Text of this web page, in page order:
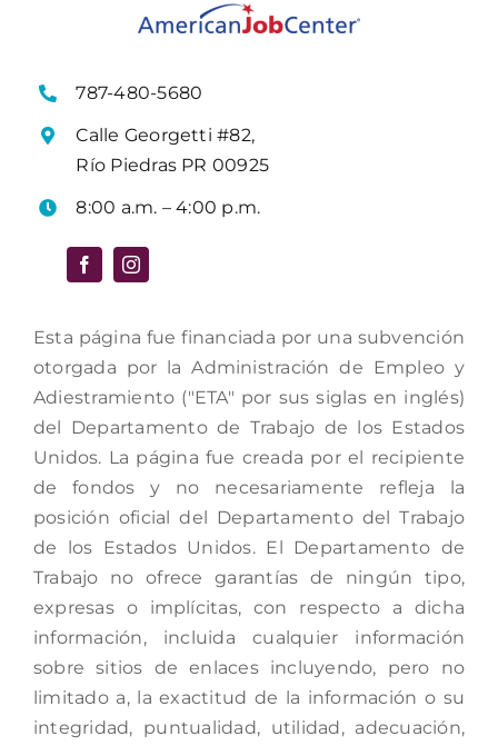
787-480-5680
Calle Georgetti #82,
Río Piedras PR 00925
8:00 a.m. – 4:00 p.m.
Esta página fue financiada por una subvención
otorgada por la Administración de Empleo y
Adiestramiento ("ETA" por sus siglas en inglés)
del Departamento de Trabajo de los Estados
Unidos. La página fue creada por el recipiente
de fondos y no necesariamente refleja la
posición oficial del Departamento del Trabajo
de los Estados Unidos. El Departamento de
Trabajo no ofrece garantías de ningún tipo,
expresas o implícitas, con respecto a dicha
información, incluida cualquier información
sobre sitios de enlaces incluyendo, pero no
limitado a, la exactitud de la información o su
integridad, puntualidad, utilidad, adecuación,